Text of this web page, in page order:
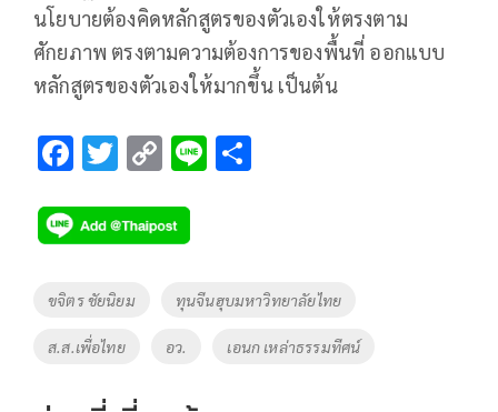
นโยบายต้องคิดหลักสูตรของตัวเองให้ตรงตาม
ศักยภาพ ตรงตามความต้องการของพื้นที่ ออกแบบ
หลักสูตรของตัวเองให้มากขึ้น เป็นต้น
F
e
b
o
o
k
T
tt
er
C
p
y
Li
k
Li
Tags
ขจิตร ชัยนิยม ทุนจีนฮุบมหาวิทยาลัยไทย
ส.ส.เพื่อไทย อว. เอนก เหล่าธรรมทีศน์